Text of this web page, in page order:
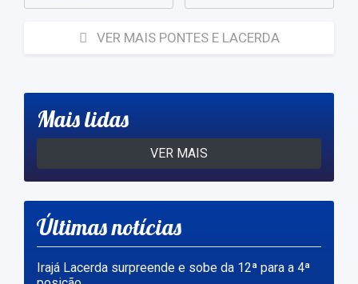
VER MAIS PONTES E LACERDA
Mais lidas
VER MAIS
Últimas notícias
Irajá Lacerda surpreende e sobe da 12ª para a 4ª